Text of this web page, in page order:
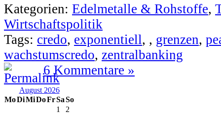
Kategorien: Edelmetalle & Rohstoffe,
Wirtschaftspolitik
Tags: credo, exponentiell, , grenzen,
wachstumscredo, zentralbanking
6 Kommentare »
August 2026
MoDiMiDoFrSaSo
1
2